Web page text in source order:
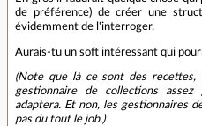
de préférence) de créer une
évidemment de l'interroger.
Aurais-tu un soft intéressant qui
(Note que là ce sont des
gestionnaire de collections
adaptera. Et non, les gestionnaires
pas du tout le job.)